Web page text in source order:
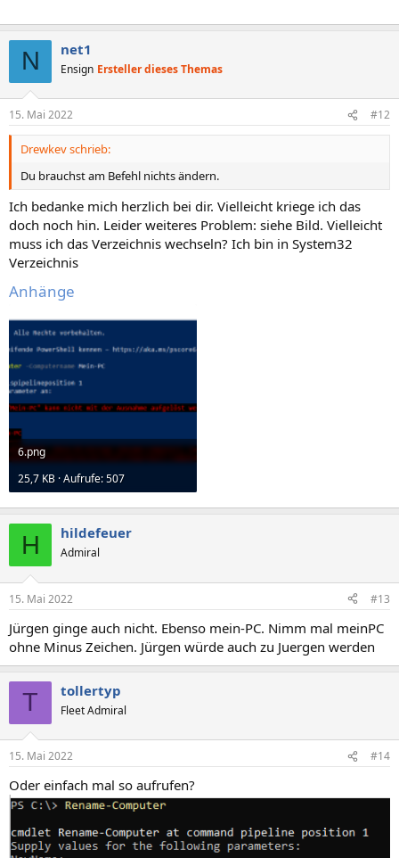
N net1
Ensign Ersteller dieses Themas
15. Mai 2022 #12
Drewkev schrieb:
Du brauchst am Befehl nichts ändern.
Ich bedanke mich herzlich bei dir. Vielleicht kriege ich das
doch noch hin. Leider weiteres Problem: siehe Bild. Vielleicht
muss ich das Verzeichnis wechseln? Ich bin in System32
Verzeichnis
Anhänge
6.png
25,7 KB · Aufrufe: 507
H hildefeuer
Admiral
15. Mai 2022 #13
Jürgen ginge auch nicht. Ebenso mein-PC. Nimm mal meinPC
ohne Minus Zeichen. Jürgen würde auch zu Juergen werden
T tollertyp
Fleet Admiral
15. Mai 2022 #14
Oder einfach mal so aufrufen?